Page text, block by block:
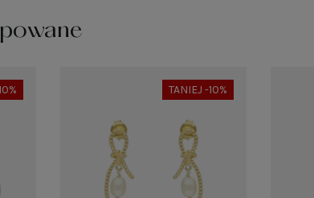
TANIEJ -10%